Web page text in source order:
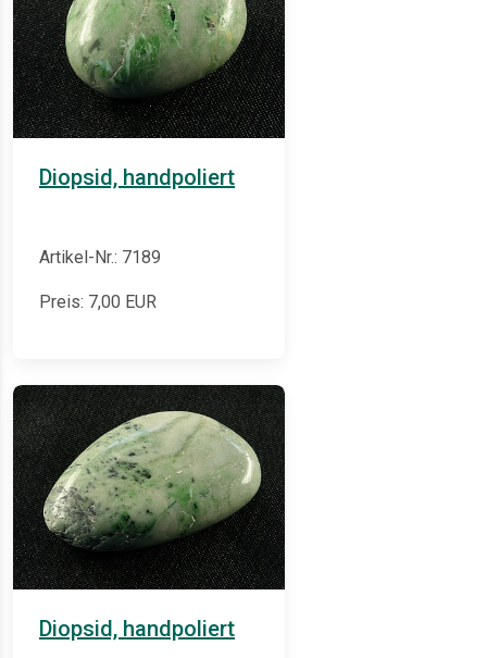
Diopsid, handpoliert
Artikel-Nr.: 7189
Preis: 7,00 EUR
Diopsid, handpoliert